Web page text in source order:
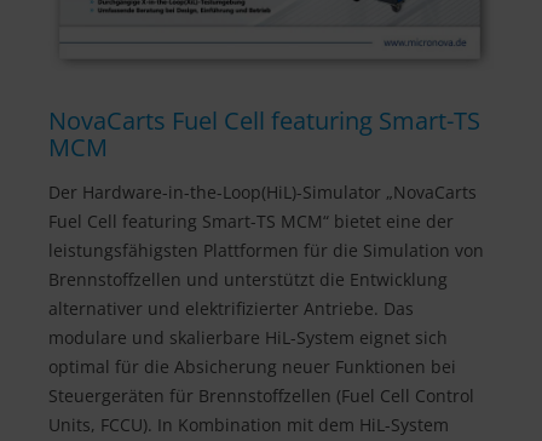
NovaCarts Fuel Cell featuring Smart-TS
MCM
Der Hardware-in-the-Loop(HiL)-Simulator „NovaCarts
Fuel Cell featuring Smart-TS MCM“ bietet eine der
leistungsfähigsten Plattformen für die Simulation von
Brennstoffzellen und unterstützt die Entwicklung
alternativer und elektrifizierter Antriebe. Das
modulare und skalierbare HiL-System eignet sich
optimal für die Absicherung neuer Funktionen bei
Steuergeräten für Brennstoffzellen (Fuel Cell Control
Units, FCCU). In Kombination mit dem HiL-System